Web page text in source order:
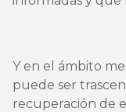
Y en el ámbito
puede ser
recuperación de